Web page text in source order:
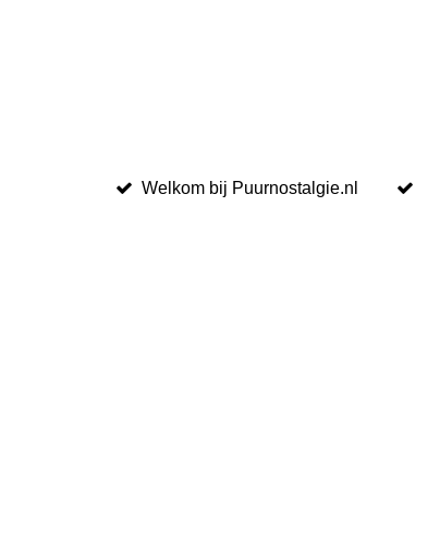
Welkom bij Puurnostalgie.nl